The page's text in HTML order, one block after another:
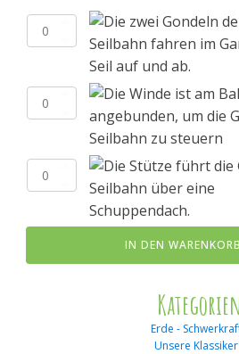
Pendel-
Seilbahn
Winde/Station
zur
Menge
Stütze
zur
Seilbahn
IN DEN WARENKORB
Kategorien
Erde -
Unsere Klassiker